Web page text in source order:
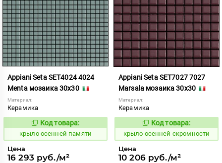
Appiani Seta SET4024 4024
Menta мозаика 30x30
Материал:
Керамика
836568
Код товара:
крыло осенней памяти
Цена
16 293 руб./м²
Appiani Seta SET7027 7027
Marsala мозаика 30x30
Материал:
Керамика
836593
Код товара:
крыло осенней скромности
Цена
10 206 руб./м²